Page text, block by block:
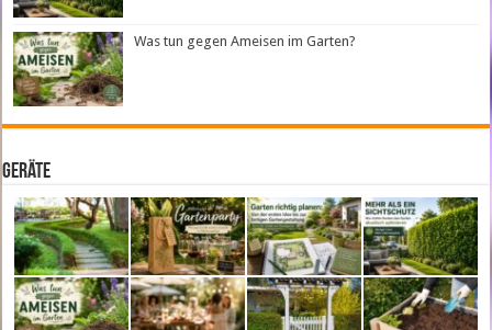
Was tun gegen Ameisen im Garten?
Geräte